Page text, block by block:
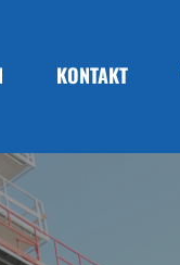
KONTAKT